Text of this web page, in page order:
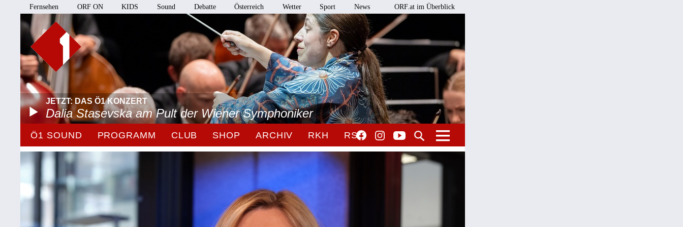
Fernsehen ORF ON KIDS Sound Debatte Österreich Wetter Sport News ORF.at im Überblick
JETZT: DAS Ö1 KONZERT
Dalia Stasevska am Pult der Wiener Symphoniker
Ö1 SOUND PROGRAMM CLUB SHOP ARCHIV RKH RSO